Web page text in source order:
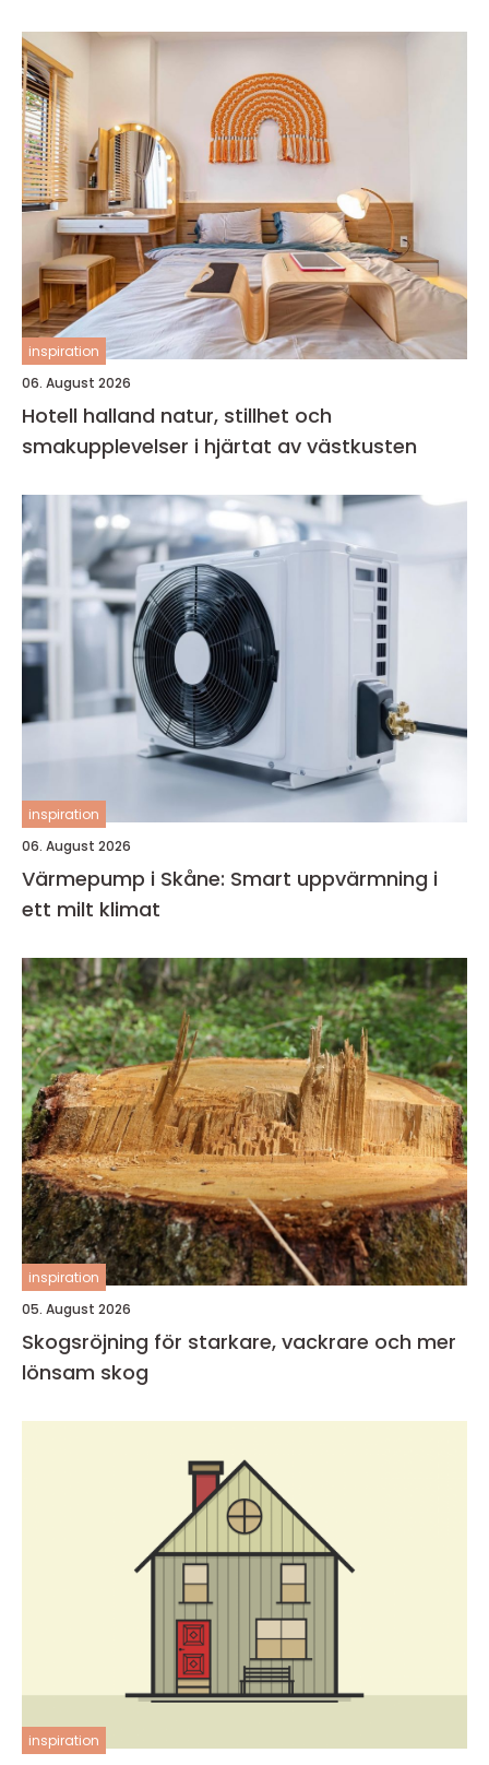
inspiration
06. August 2026
Hotell halland natur, stillhet och
smakupplevelser i hjärtat av västkusten
inspiration
06. August 2026
Värmepump i Skåne: Smart uppvärmning i
ett milt klimat
inspiration
05. August 2026
Skogsröjning för starkare, vackrare och mer
lönsam skog
inspiration